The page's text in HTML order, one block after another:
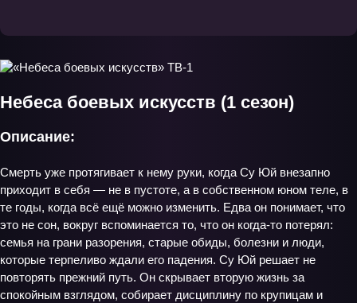
Небеса боевых искусств (1 сезон)
Описание:
Смерть уже протягивает к нему руки, когда Су Юй внезапно
приходит в себя — не в пустоте, а в собственном юном теле, в
те годы, когда всё ещё можно изменить. Едва он понимает, что
это не сон, вокруг вспоминается то, что он когда‑то потерял:
семья на грани разорения, старые обиды, болезни и люди,
которые терпеливо ждали его падения. Су Юй решает не
повторять прежний путь. Он скрывает вторую жизнь за
спокойным взглядом, собирает дисциплину по крупицам и